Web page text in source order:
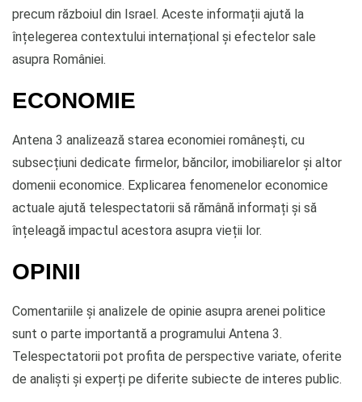
precum războiul din Israel. Aceste informații ajută la
înțelegerea contextului internațional și efectelor sale
asupra României.
ECONOMIE
Antena 3 analizează starea economiei românești, cu
subsecțiuni dedicate firmelor, băncilor, imobiliarelor și altor
domenii economice. Explicarea fenomenelor economice
actuale ajută telespectatorii să rămână informați și să
înțeleagă impactul acestora asupra vieții lor.
OPINII
Comentariile și analizele de opinie asupra arenei politice
sunt o parte importantă a programului Antena 3.
Telespectatorii pot profita de perspective variate, oferite
de analiști și experți pe diferite subiecte de interes public.